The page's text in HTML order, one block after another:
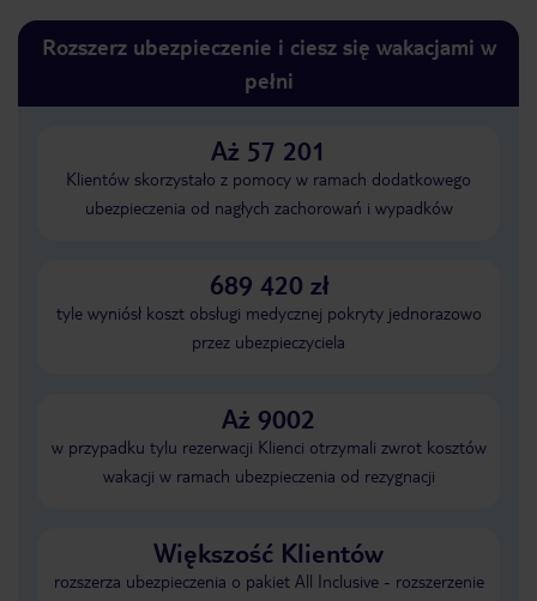
Rozszerz ubezpieczenie i ciesz się wakacjami w
pełni
Aż 57 201
Klientów skorzystało z pomocy w ramach dodatkowego
ubezpieczenia od nagłych zachorowań i wypadków
689 420 zł
tyle wyniósł koszt obsługi medycznej pokryty jednorazowo
przez ubezpieczyciela
Aż 9002
w przypadku tylu rezerwacji Klienci otrzymali zwrot kosztów
wakacji w ramach ubezpieczenia od rezygnacji
Większość Klientów
rozszerza ubezpieczenia o pakiet All Inclusive - rozszerzenie